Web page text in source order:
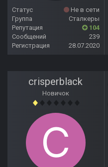
Статус
Не в сети
Группа
Сталкеры
Репутация
104
Сообщений
239
Регистрация
28.07.2020
crisperblack
Новичок